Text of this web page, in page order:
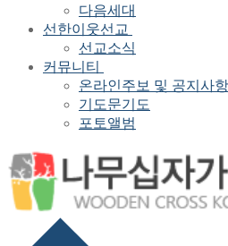
다음세대
선한이웃선교
선교소식
커뮤니티
온라인주보 및 공지사항
기도문기도
포토앨범